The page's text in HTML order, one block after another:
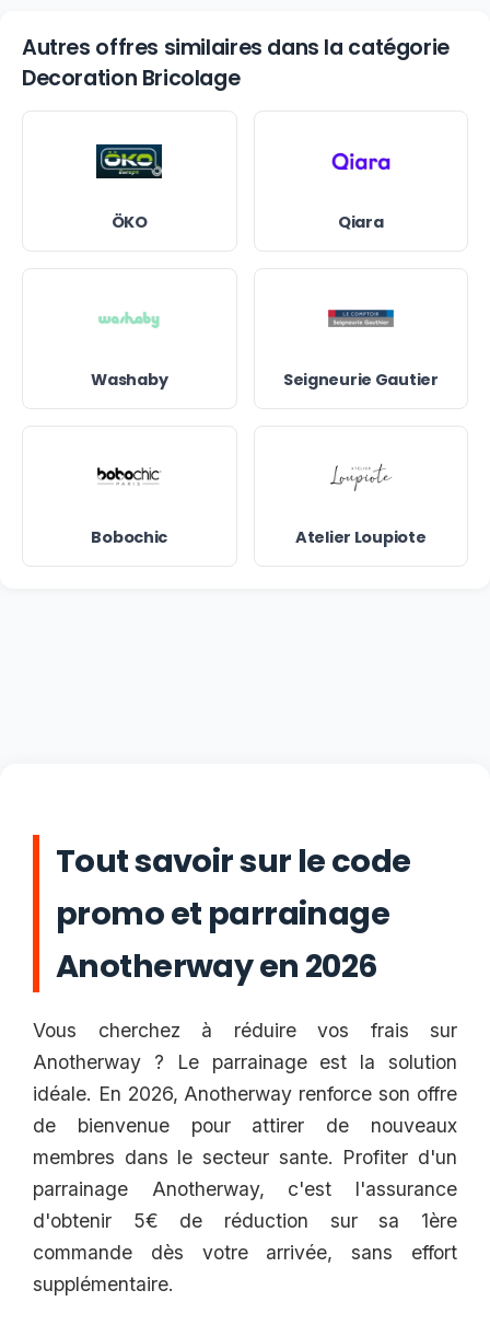
Autres offres similaires dans la catégorie
Decoration Bricolage
ÖKO Qiara
Washaby Seigneurie Gautier
Bobochic Atelier Loupiote
Tout savoir sur le code
promo et parrainage
Anotherway en 2026
Vous cherchez à réduire vos frais sur
Anotherway ? Le parrainage est la solution
idéale. En 2026, Anotherway renforce son offre
de bienvenue pour attirer de nouveaux
membres dans le secteur sante. Profiter d'un
parrainage Anotherway, c'est l'assurance
d'obtenir 5€ de réduction sur sa 1ère
commande dès votre arrivée, sans effort
supplémentaire.